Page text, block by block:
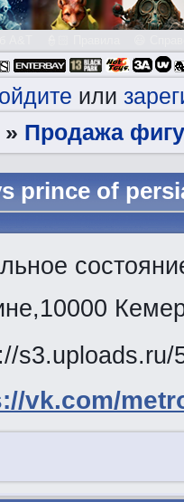
или
» Продажа
prince of
vk.com/